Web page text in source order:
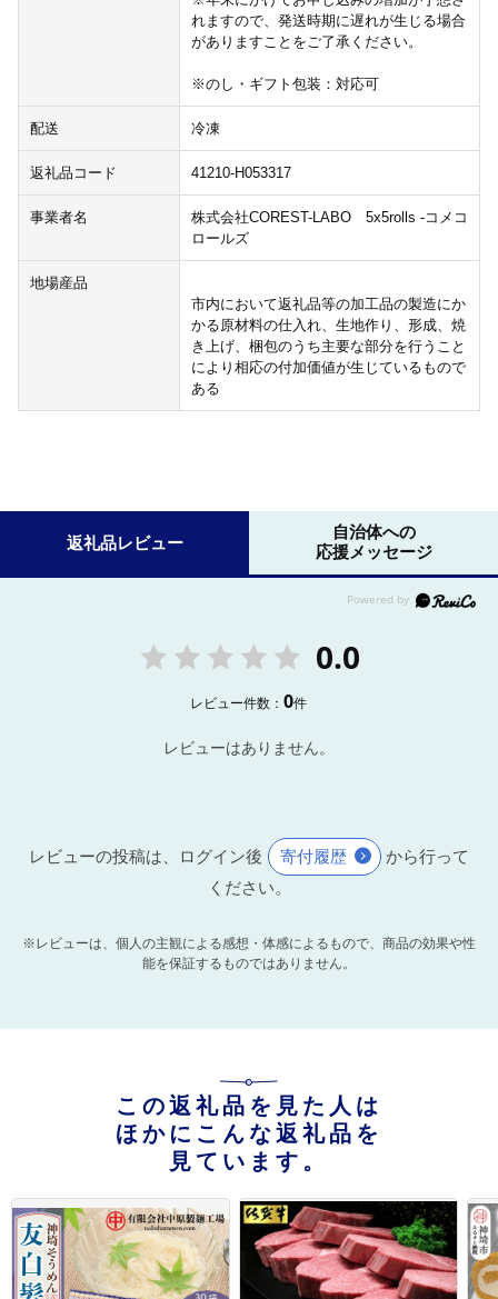
れますので、発送時期に遅れが生じる場合
がありますことをご了承ください。
※のし・ギフト包装：対応可
配送 冷凍
返礼品コード 41210-H053317
事業者名
株式会社COREST-LABO 5x5rolls -コメコ
ロールズ
地場産品
市内において返礼品等の加工品の製造にか
かる原材料の仕入れ、生地作り、形成、焼
き上げ、梱包のうち主要な部分を行うこと
により相応の付加価値が生じているもので
ある
返礼品レビュー
自治体への
応援メッセージ
0.0
レビュー件数：0件
レビューはありません。
レビューの投稿は、ログイン後 寄付履歴
から行って
ください。
※レビューは、個人の主観による感想・体感によるもので、商品の効果や性
能を保証するものではありません。
この返礼品を見た人は
ほかにこんな返礼品を
見ています。